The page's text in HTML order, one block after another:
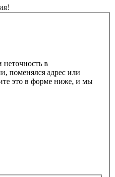
в
поменялся адрес или
это в форме ниже, и мы